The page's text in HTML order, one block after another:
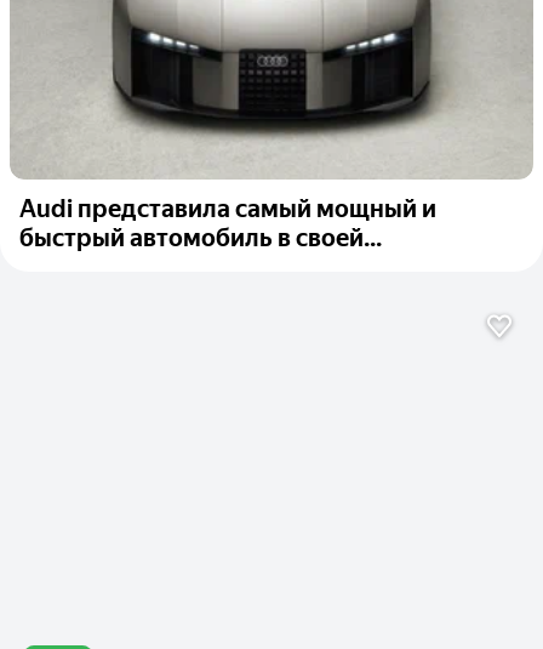
Audi представила самый мощный и
быстрый автомобиль в своей...